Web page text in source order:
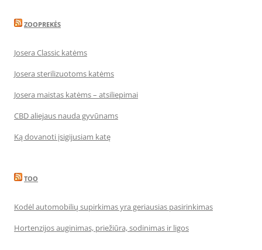
ZOOPREKĖS
Josera Classic katėms
Josera sterilizuotoms katėms
Josera maistas katėms – atsiliepimai
CBD aliejaus nauda gyvūnams
Ką dovanoti įsigijusiam katę
TOO
Kodėl automobilių supirkimas yra geriausias pasirinkimas
Hortenzijos auginimas, priežiūra, sodinimas ir ligos